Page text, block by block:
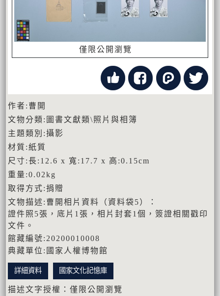
僅限公開瀏覽
作者:曹開
文物分類:圖書文獻類\照片與相簿
主題類別:攝影
材質:紙質
尺寸:長:12.6 x 寬:17.7 x 高:0.15cm
重量:0.02kg
取得方式:捐贈
文物描述:曹開相片資料（資料袋5）：
證件照5張，底片1張，相片封套1個，簽證相關戳印
文件。
館藏編號:20200010008
典藏單位:國家人權博物館
詳細資料 國家文化記憶庫
描述文字授權：僅限公開瀏覽